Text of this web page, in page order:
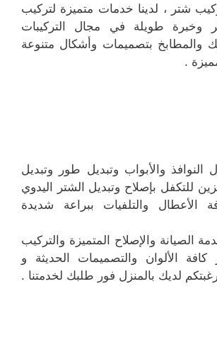
شتر ، لدينا خدمات متميزة لتركيب
وخبرة طويلة في مجال التركيبات
والمطابخ بتصميمات وأشكال متنوعة
.
النوافذ والأبواب وتبديل طور وتبديل
للتكفل بإصلاح وتبديل الشتر اليدوي
الأعطال والتلفيات ببراعة شديدة
والإصلاح المتميزة والتركيب
الألوان والتصميمات الحديثة و
لديك بالمنزل فور طلبك لخدمتنا .